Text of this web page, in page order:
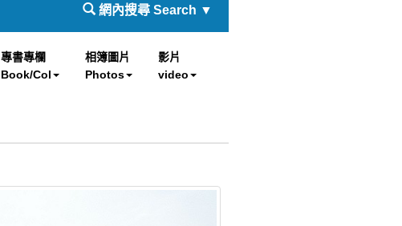
網內搜尋 Search ▼
專書專欄
Book/Col
相簿圖片
Photos
影片
video